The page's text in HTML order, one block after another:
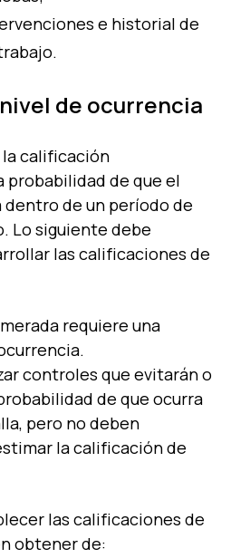
e historial de
de ocurrencia
la calificación
de que el
de un período de
Lo siguiente debe
las calificaciones de
requiere una
controles que evitarán o
de que ocurra
pero no deben
la calificación de
las calificaciones de
obtener de: